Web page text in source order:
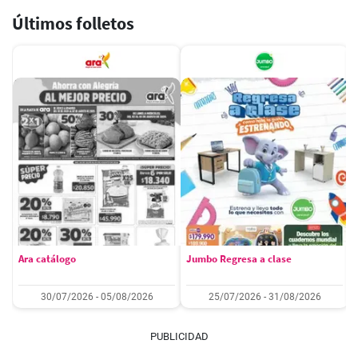
Últimos folletos
Ara catálogo
30/07/2026 - 05/08/2026
Jumbo Regresa a clase
25/07/2026 - 31/08/2026
PUBLICIDAD